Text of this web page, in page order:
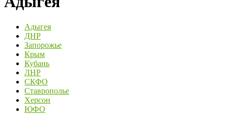
Адыгея
ДНР
Запорожье
Крым
Кубань
ЛНР
СКФО
Ставрополье
Херсон
ЮФО